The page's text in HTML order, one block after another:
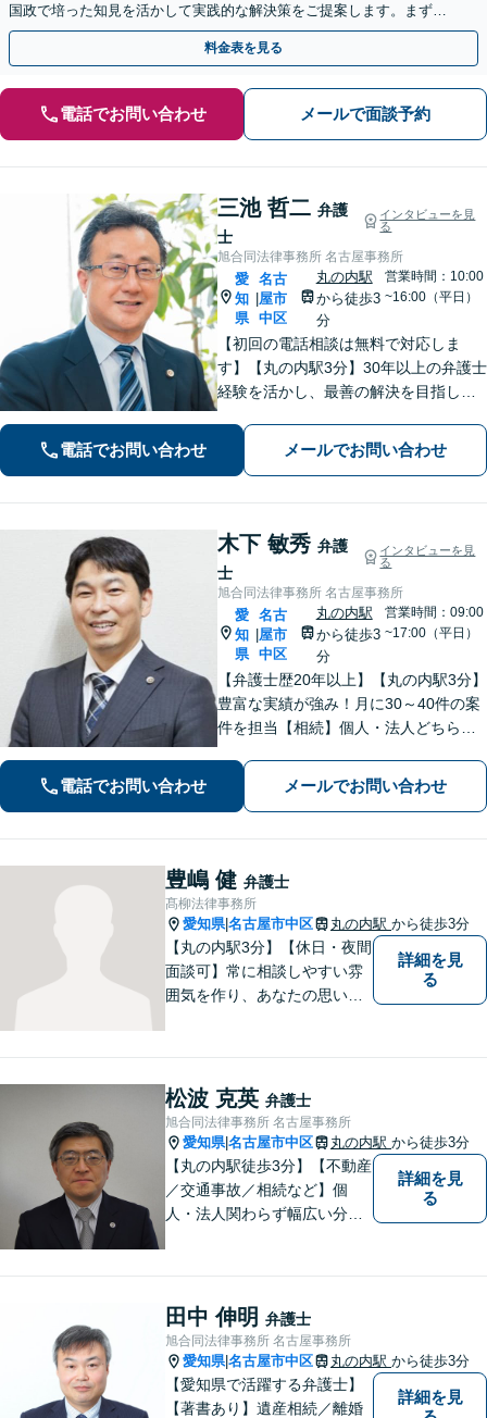
国政で培った知見を活かして実践的な解決策をご提案します。まずは
お気軽にご相談ください。
料金表を見る
電話でお問い合わせ メールで面談予約
三池 哲二 弁護
士
インタビューを見
る
旭合同法律事務所 名古屋事務所
愛
知
県
名古
屋市
中区
丸の内駅
から徒歩3
分
営業時間：10:00
~16:00（平日）
【初回の電話相談は無料で対応しま
す】【丸の内駅3分】30年以上の弁護士
経験を活かし、最善の解決を目指しま
向けて尽力【労働問題】証拠集め・準
備から親身にサポート【他士業と連
電話でお問い合わせ メールでお問い合わせ
木下 敏秀 弁護
士
インタビューを見
る
旭合同法律事務所 名古屋事務所
愛
知
県
名古
屋市
中区
丸の内駅
から徒歩3
分
営業時間：09:00
~17:00（平日）
【弁護士歴20年以上】【丸の内駅3分】
豊富な実績が強み！月に30～40件の案
件を担当【相続】個人・法人どちらの
方ともに納得する解決を目指します
【離婚問題】他士業と連携し多角的な
電話でお問い合わせ メールでお問い合わせ
豊嶋 健 弁護士
髙柳法律事務所
愛知県|名古屋市中区 丸の内駅 から徒歩3分
【丸の内駅3分】【休日・夜間
面談可】常に相談しやすい雰
囲気を作り、あなたの思いを
観点を踏まえた解決の見通し
を丁寧に説明し、最適な方法
を見つけていきます。
詳細を見
る
松波 克英 弁護士
旭合同法律事務所 名古屋事務所
愛知県|名古屋市中区 丸の内駅 から徒歩3分
【丸の内駅徒歩3分】【不動産
／交通事故／相続など】個
人・法人関わらず幅広い分野
様のお望みの解決に導きま
す。まずはお気軽にご相談く
ださい！【完全個室対応】
詳細を見
る
田中 伸明 弁護士
旭合同法律事務所 名古屋事務所
愛知県|名古屋市中区 丸の内駅 から徒歩3分
【愛知県で活躍する弁護士】
【著書あり】遺産相続／離婚
詳細を見